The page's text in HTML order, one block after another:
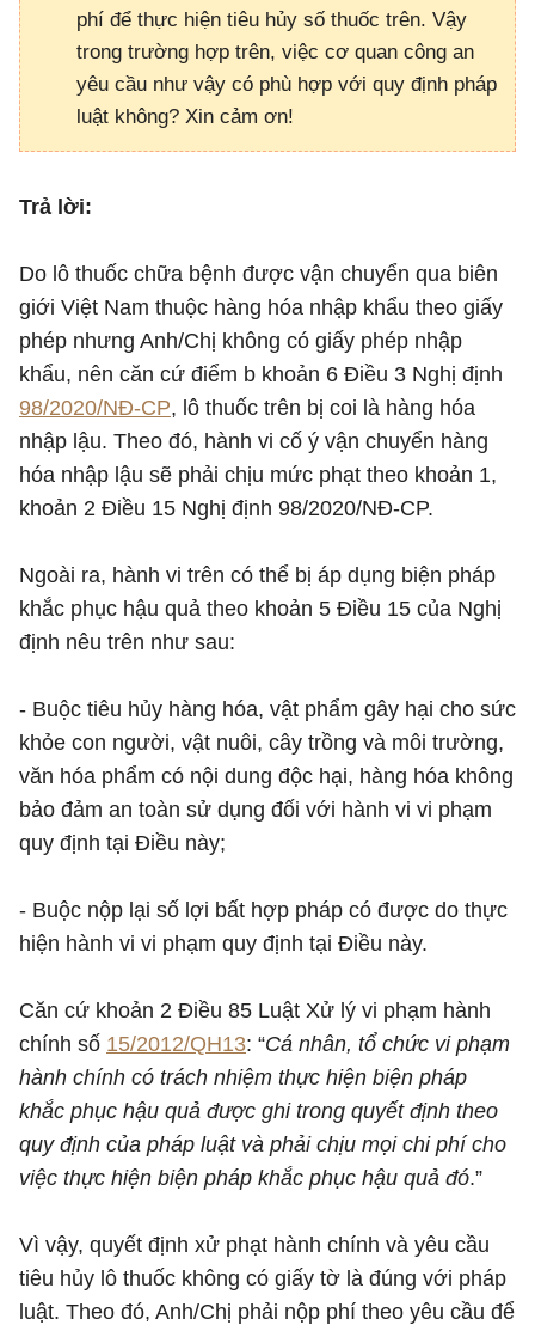
phí để thực hiện tiêu hủy số thuốc trên. Vậy
trong trường hợp trên, việc cơ quan công an
yêu cầu như vậy có phù hợp với quy định pháp
luật không? Xin cảm ơn!
Trả lời:
Do lô thuốc chữa bệnh được vận chuyển qua biên
giới Việt Nam thuộc hàng hóa nhập khẩu theo giấy
phép nhưng Anh/Chị không có giấy phép nhập
khẩu, nên căn cứ điểm b khoản 6 Điều 3 Nghị định
98/2020/NĐ-CP, lô thuốc trên bị coi là hàng hóa
nhập lậu. Theo đó, hành vi cố ý vận chuyển hàng
hóa nhập lậu sẽ phải chịu mức phạt theo khoản 1,
khoản 2 Điều 15 Nghị định 98/2020/NĐ-CP.
Ngoài ra, hành vi trên có thể bị áp dụng biện pháp
khắc phục hậu quả theo khoản 5 Điều 15 của Nghị
định nêu trên như sau:
- Buộc tiêu hủy hàng hóa, vật phẩm gây hại cho sức
khỏe con người, vật nuôi, cây trồng và môi trường,
văn hóa phẩm có nội dung độc hại, hàng hóa không
bảo đảm an toàn sử dụng đối với hành vi vi phạm
quy định tại Điều này;
- Buộc nộp lại số lợi bất hợp pháp có được do thực
hiện hành vi vi phạm quy định tại Điều này.
Căn cứ khoản 2 Điều 85 Luật Xử lý vi phạm hành
chính số 15/2012/QH13: “Cá nhân, tổ chức vi phạm
hành chính có trách nhiệm thực hiện biện pháp
khắc phục hậu quả được ghi trong quyết định theo
quy định của pháp luật và phải chịu mọi chi phí cho
việc thực hiện biện pháp khắc phục hậu quả đó.”
Vì vậy, quyết định xử phạt hành chính và yêu cầu
tiêu hủy lô thuốc không có giấy tờ là đúng với pháp
luật. Theo đó, Anh/Chị phải nộp phí theo yêu cầu để